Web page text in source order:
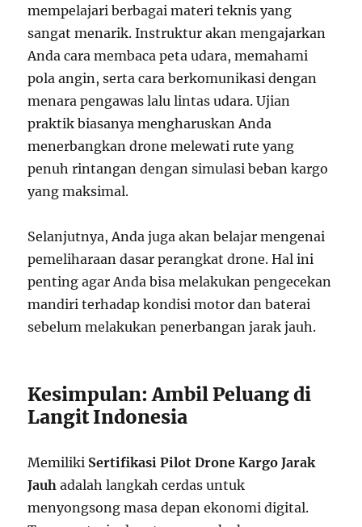
mempelajari berbagai materi teknis yang
sangat menarik. Instruktur akan mengajarkan
Anda cara membaca peta udara, memahami
pola angin, serta cara berkomunikasi dengan
menara pengawas lalu lintas udara. Ujian
praktik biasanya mengharuskan Anda
menerbangkan drone melewati rute yang
penuh rintangan dengan simulasi beban kargo
yang maksimal.
Selanjutnya, Anda juga akan belajar mengenai
pemeliharaan dasar perangkat drone. Hal ini
penting agar Anda bisa melakukan pengecekan
mandiri terhadap kondisi motor dan baterai
sebelum melakukan penerbangan jarak jauh.
Kesimpulan: Ambil Peluang di
Langit Indonesia
Memiliki Sertifikasi Pilot Drone Kargo Jarak
Jauh adalah langkah cerdas untuk
menyongsong masa depan ekonomi digital.